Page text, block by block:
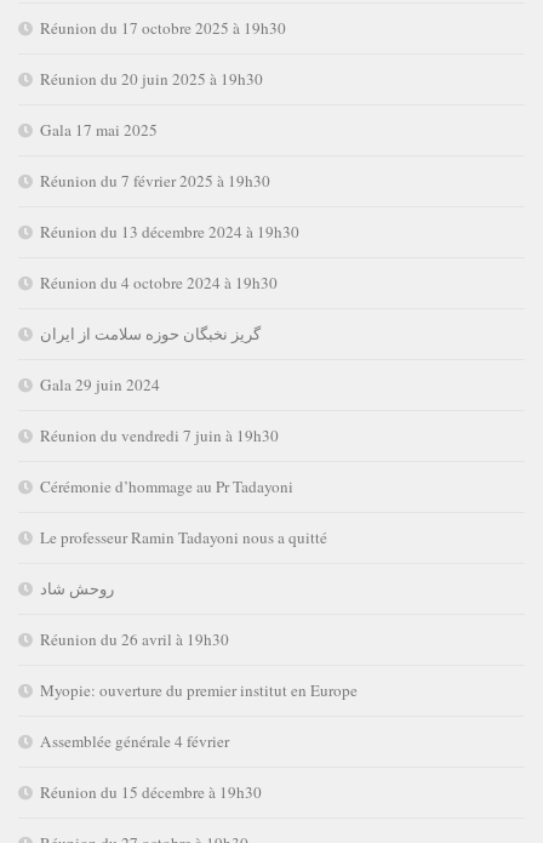
Réunion du 17 octobre 2025 à 19h30
Réunion du 20 juin 2025 à 19h30
Gala 17 mai 2025
Réunion du 7 février 2025 à 19h30
Réunion du 13 décembre 2024 à 19h30
Réunion du 4 octobre 2024 à 19h30
گریز نخبگان حوزه سلامت از ایران
Gala 29 juin 2024
Réunion du vendredi 7 juin à 19h30
Cérémonie d’hommage au Pr Tadayoni
Le professeur Ramin Tadayoni nous a quitté
روحش شاد
Réunion du 26 avril à 19h30
Myopie: ouverture du premier institut en Europe
Assemblée générale 4 février
Réunion du 15 décembre à 19h30